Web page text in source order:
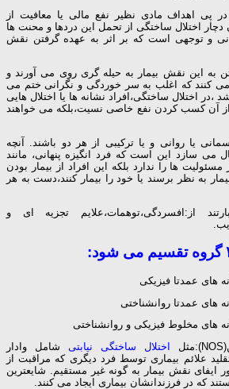
پی اهداف مادی نظیر نفع مالی یا معافیت از
اختلال ساختگی از تحمل این دردها و محنت ها
و توجهی است که بر اثر به عهده گرفتن نقش
به این نقش بیمار به حیله گری روی می آورند و
می کنند که اغلب به سر خوردگی و نگرانی ختم می
،در اختلال ساختگی،افراد نشانه ها یا اختلال هایی
آن کسب کردن نفع خاصی نسیت،بلکه می خواهند
یا روانی و یا ترکیبی از هر دو باشند. آنچه
می سازد این است که فرد انگیزه پنهانی، مانند
ها را ندارد بلکه این افراد از بیمار بودن
به نظر برسند یا خود را بیمار کنند،دست به هر
از:افسردگی،توهمات،علایم تجزیه ای و
اختلال ساختگی نیابتی شامل وادار
علائم بیماری توسط فرد دیگری که مراقبت از
ایفای نقش بیمار به گونه غیر مستقیم. شایعترین
که در فرزندانشان بیماری ایجاد می کنند.